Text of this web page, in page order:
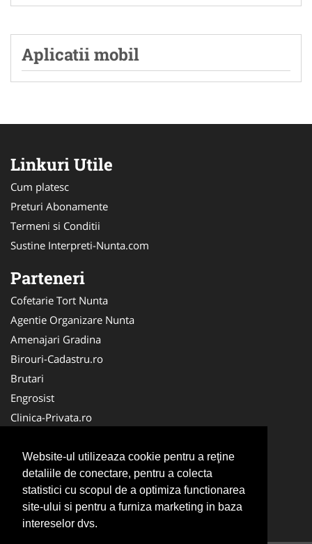
Website-ul utilizeaza cookie pentru a reţine
detaliile de conectare, pentru a colecta
statistici cu scopul de a optimiza functionarea
site-ului si pentru a furniza marketing in baza
intereselor dvs.
Aplicatii mobil
Linkuri Utile
Cum platesc
Preturi Abonamente
Termeni si Conditii
Sustine Interpreti-Nunta.com
Parteneri
Cofetarie Tort Nunta
Agentie Organizare Nunta
Amenajari Gradina
Birouri-Cadastru.ro
Brutari
Engrosist
Clinica-Privata.ro
Nuntas
La-Cursuri
Medici Familie
Club Copii